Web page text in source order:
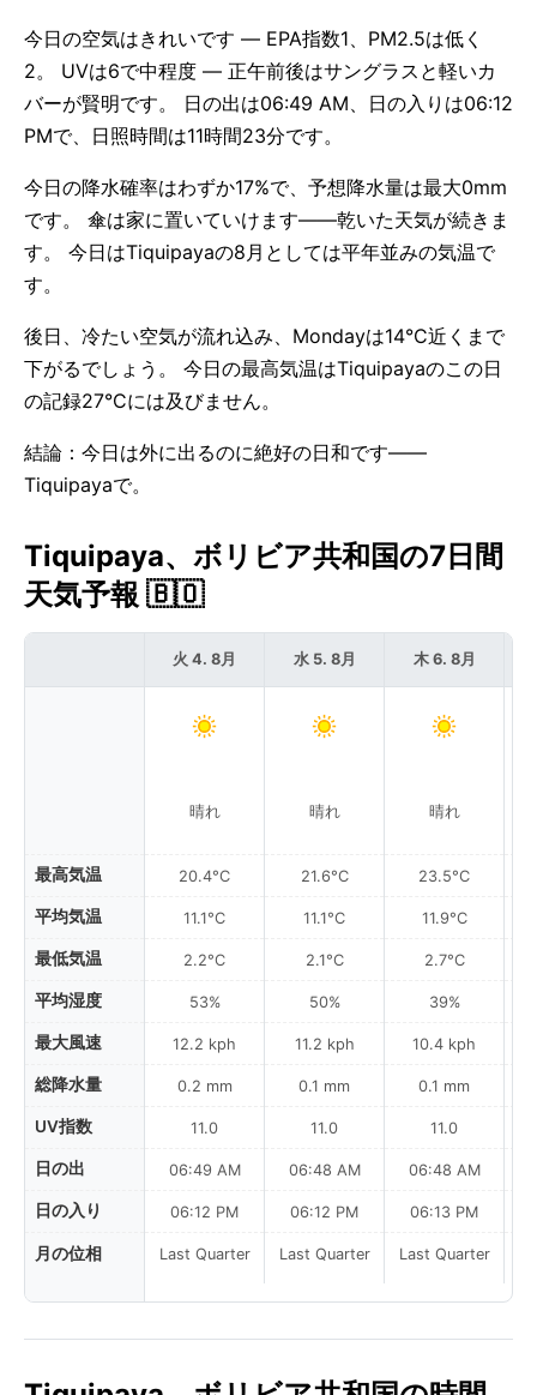
今日の空気はきれいです — EPA指数1、PM2.5は低く
2。 UVは6で中程度 — 正午前後はサングラスと軽いカ
バーが賢明です。 日の出は06:49 AM、日の入りは06:12
PMで、日照時間は11時間23分です。
今日の降水確率はわずか17%で、予想降水量は最大0mm
です。 傘は家に置いていけます——乾いた天気が続きま
す。 今日はTiquipayaの8月としては平年並みの気温で
す。
後日、冷たい空気が流れ込み、Mondayは14°C近くまで
下がるでしょう。 今日の最高気温はTiquipayaのこの日
の記録27°Cには及びません。
結論：今日は外に出るのに絶好の日和です——
Tiquipayaで。
Tiquipaya、ボリビア共和国の7日間
天気予報 🇧🇴
最高気温
平均気温
最低気温
平均湿度
最大風速
総降水量
UV指数
日の出
日の入り
月の位相
火 4. 8月
晴れ
20.4°C
11.1°C
2.2°C
53%
12.2 kph
0.2 mm
11.0
06:49 AM
06:12 PM
Last Quarter
水 5. 8月
晴れ
21.6°C
11.1°C
2.1°C
50%
11.2 kph
0.1 mm
11.0
06:48 AM
06:12 PM
Last Quarter
木 6. 8月
晴れ
23.5°C
11.9°C
2.7°C
39%
10.4 kph
0.1 mm
11.0
06:48 AM
06:13 PM
Last Quarter